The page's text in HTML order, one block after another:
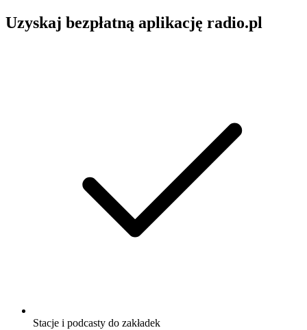
Uzyskaj bezpłatną aplikację radio.pl
Stacje i podcasty do zakładek